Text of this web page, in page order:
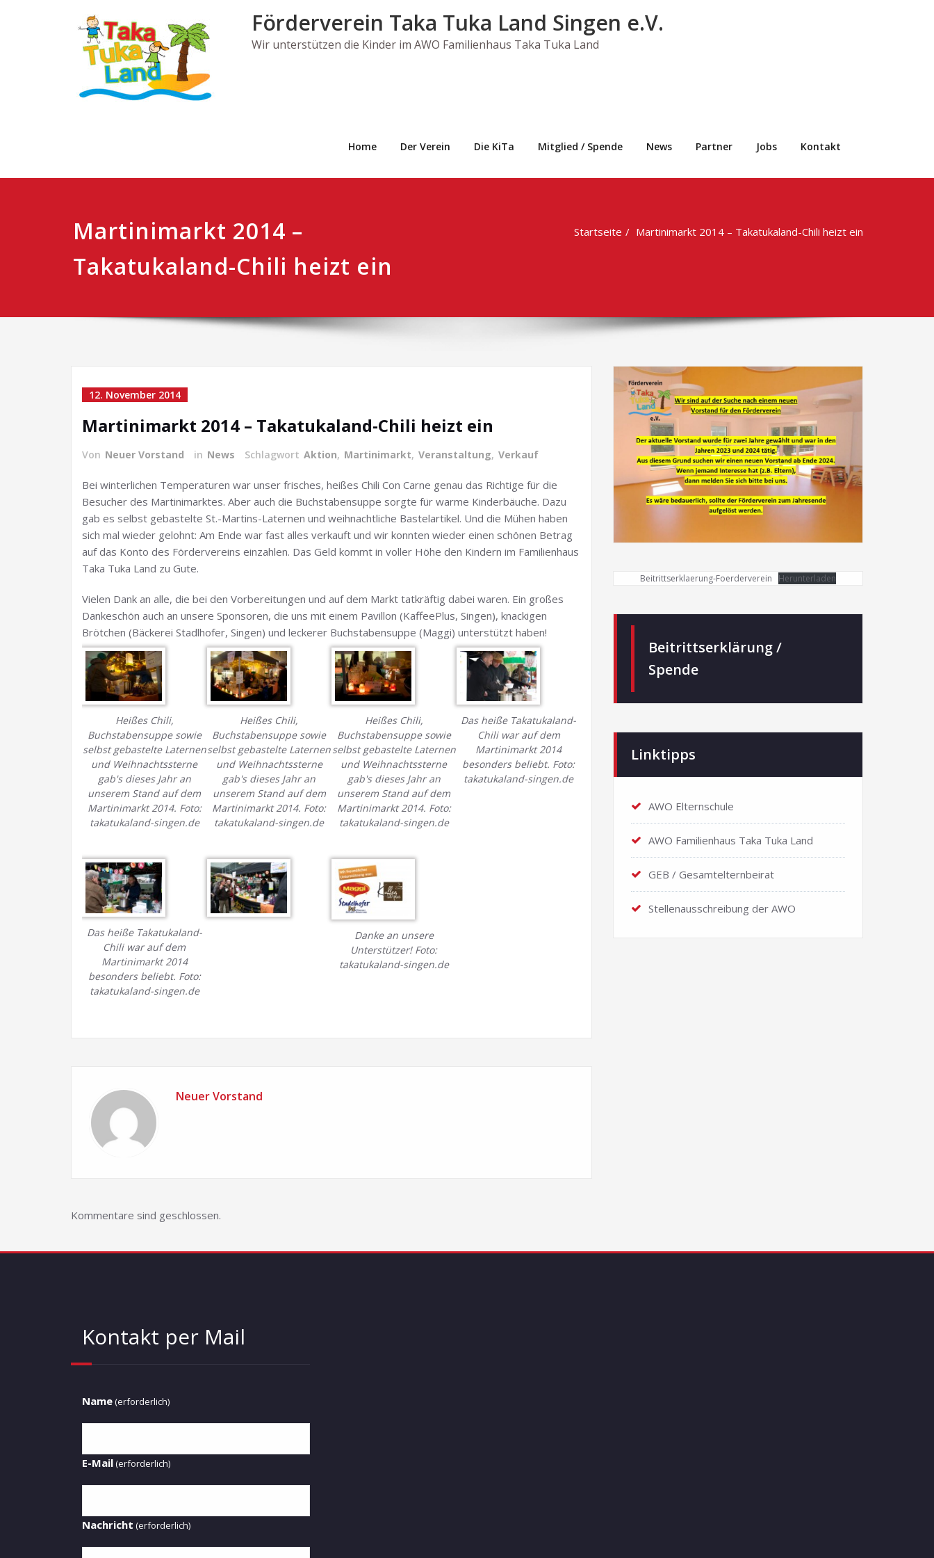
Förderverein Taka Tuka Land Singen e.V.
Wir unterstützen die Kinder im AWO Familienhaus Taka Tuka Land
Home Der Verein Die KiTa Mitglied / Spende News Partner Jobs Kontakt
Martinimarkt 2014 –
Takatukaland-Chili heizt ein
Startseite Martinimarkt 2014 – Takatukaland-Chili heizt ein
12. November 2014
Martinimarkt 2014 – Takatukaland-Chili heizt ein
Von Neuer Vorstand in News Schlagwort Aktion, Martinimarkt, Veranstaltung, Verkauf
Bei winterlichen Temperaturen war unser frisches, heißes Chili Con Carne genau das Richtige für die
Besucher des Martinimarktes. Aber auch die Buchstabensuppe sorgte für warme Kinderbäuche. Dazu
gab es selbst gebastelte St.-Martins-Laternen und weihnachtliche Bastelartikel. Und die Mühen haben
sich mal wieder gelohnt: Am Ende war fast alles verkauft und wir konnten wieder einen schönen Betrag
auf das Konto des Fördervereins einzahlen. Das Geld kommt in voller Höhe den Kindern im Familienhaus
Taka Tuka Land zu Gute.
Vielen Dank an alle, die bei den Vorbereitungen und auf dem Markt tatkräftig dabei waren. Ein großes
Dankeschön auch an unsere Sponsoren, die uns mit einem Pavillon (KaffeePlus, Singen), knackigen
Brötchen (Bäckerei Stadlhofer, Singen) und leckerer Buchstabensuppe (Maggi) unterstützt haben!
Heißes Chili,
Buchstabensuppe sowie
selbst gebastelte Laternen
und Weihnachtssterne
gab's dieses Jahr an
unserem Stand auf dem
Martinimarkt 2014. Foto:
takatukaland-singen.de
Heißes Chili,
Buchstabensuppe sowie
selbst gebastelte Laternen
und Weihnachtssterne
gab's dieses Jahr an
unserem Stand auf dem
Martinimarkt 2014. Foto:
takatukaland-singen.de
Heißes Chili,
Buchstabensuppe sowie
selbst gebastelte Laternen
und Weihnachtssterne
gab's dieses Jahr an
unserem Stand auf dem
Martinimarkt 2014. Foto:
takatukaland-singen.de
Das heiße Takatukaland-
Chili war auf dem
Martinimarkt 2014
besonders beliebt. Foto:
takatukaland-singen.de
Das heiße Takatukaland-
Chili war auf dem
Martinimarkt 2014
besonders beliebt. Foto:
takatukaland-singen.de
Danke an unsere
Unterstützer! Foto:
takatukaland-singen.de
Neuer Vorstand
Kommentare sind geschlossen.
Beitrittserklaerung-Foerderverein Herunterladen
Beitrittserklärung /
Spende
Linktipps
AWO Elternschule
AWO Familienhaus Taka Tuka Land
GEB / Gesamtelternbeirat
Stellenausschreibung der AWO
Kontakt per Mail
Name (erforderlich)
E-Mail (erforderlich)
Nachricht (erforderlich)